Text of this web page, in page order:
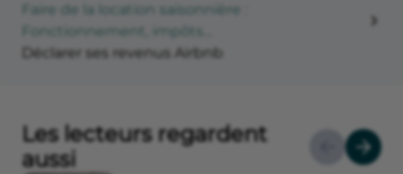
Faire de la location saisonnière :
Fonctionnement, impôts…
Déclarer ses revenus Airbnb
Les lecteurs regardent
aussi